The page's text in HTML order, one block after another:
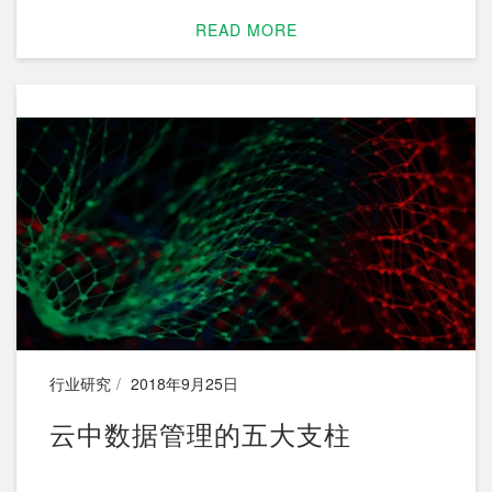
READ MORE
行业研究 2018年9月25日
云中数据管理的五大支柱